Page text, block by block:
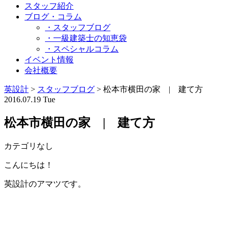
スタッフ紹介
ブログ・コラム
・スタッフブログ
・一級建築士の知恵袋
・スペシャルコラム
イベント情報
会社概要
英設計 > スタッフブログ > 松本市横田の家 | 建て方
2016.07.19 Tue
松本市横田の家 | 建て方
カテゴリなし
こんにちは！
英設計のアマツです。